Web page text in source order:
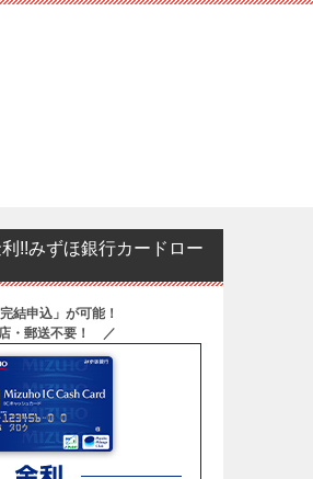
!!みずほ銀行カードロー
完結申込」が可能！
・郵送不要！ ／